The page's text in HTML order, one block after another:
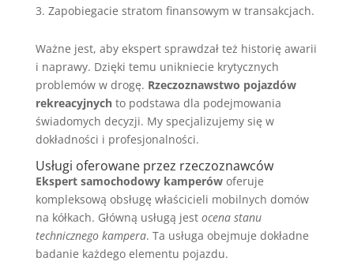
Zapobiegacie stratom finansowym w transakcjach.
Ważne jest, aby ekspert sprawdzał też historię awarii
i naprawy. Dzięki temu unikniecie krytycznych
problemów w drogę. Rzeczoznawstwo pojazdów
rekreacyjnychto podstawa dla podejmowania
świadomych decyzji. My specjalizujemy się w
dokładności i profesjonalności.
Usługi oferowane przez rzeczoznawców
Ekspert samochodowy kamperówoferuje
kompleksową obsługę właścicieli mobilnych domów
na kółkach. Główną usługą jest ocena stanu
technicznego kampera. Ta usługa obejmuje dokładne
badanie każdego elementu pojazdu.